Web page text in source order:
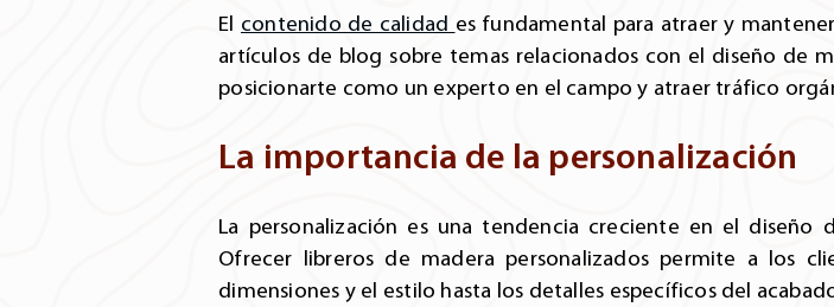
El contenido de calidad es fundamental para atraer y
artículos de blog sobre temas relacionados con el diseño de
posicionarte como un experto en el campo y atraer tráfico
La importancia de la personalización
La personalización es una tendencia creciente en el
Ofrecer libreros de madera personalizados permite a los
dimensiones y el estilo hasta los detalles específicos del